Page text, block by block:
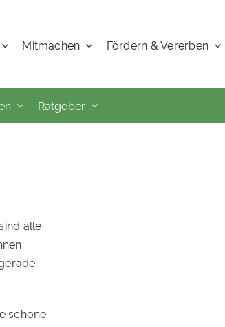
Mitmachen Fördern & Vererben
Ratgeber
alle
schöne